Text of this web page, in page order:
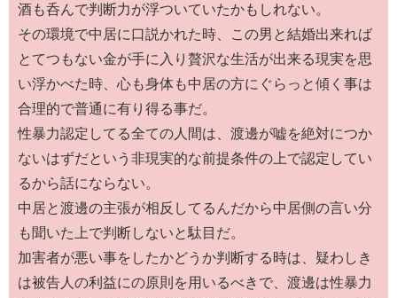
酒も呑んで判断力が浮ついていたかもしれない。
その環境で中居に口説かれた時、この男と結婚出来れば
とてつもない金が手に入り贅沢な生活が出来る現実を思
い浮かべた時、心も身体も中居の方にぐらっと傾く事は
合理的で普通に有り得る事だ。
性暴力認定してる全ての人間は、渡邊が嘘を絶対につか
ないはずだという非現実的な前提条件の上で認定してい
るから話にならない。
中居と渡邊の主張が相反してるんだから中居側の言い分
も聞いた上で判断しないと駄目だ。
加害者が悪い事をしたかどうか判断する時は、疑わしき
は被告人の利益にの原則を用いるべきで、渡邊は性暴力